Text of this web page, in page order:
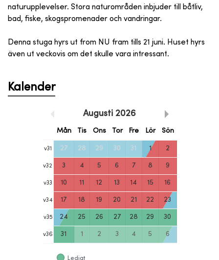
naturupplevelser. Stora naturområden inbjuder till båtliv,
bad, fiske, skogspromenader och vandringar.
Denna stuga hyrs ut from NU fram tills 21 juni. Huset hyrs
även ut veckovis om det skulle vara intressant.
Kalender
Augusti 2026
Mån Tis Ons Tor Fre Lör Sön
v31 27 28 29 30 31 1 2
v32 3 4 5 6 7 8 9
v33 10 11 12 13 14 15 16
v34 17 18 19 20 21 22 23
v35 24 25 26 27 28 29 30
v36 31 1 2 3 4 5 6
Ledigt